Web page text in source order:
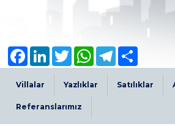
Villalar Yazlıklar Satılıklar
Referanslarımız
FacebookLinkedInTwitter WhatsAppTelegram